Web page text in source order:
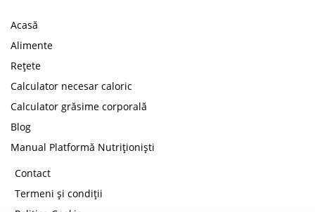
Acasă
Alimente
Rețete
Calculator necesar caloric
Calculator grăsime corporală
Blog
Manual Platformă Nutriționiști
Contact
Termeni și condiții